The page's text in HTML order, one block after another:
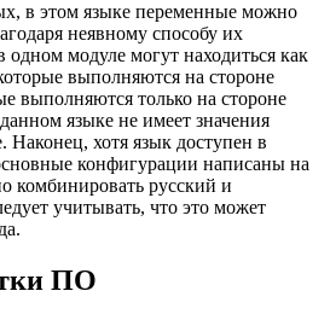
в этом языке переменные можно
неявному способу их
одном модуле могут находиться как
выполняются на стороне
выполняются только на стороне
языке не имеет значения
Наконец, хотя язык доступен в
конфигурации написаны на
комбинировать русский и
учитывать, что это может
ПО